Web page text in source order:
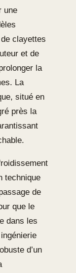
une
clayettes
et de
la
La
situé en
près la
technique
de
que le
dans les
d’un